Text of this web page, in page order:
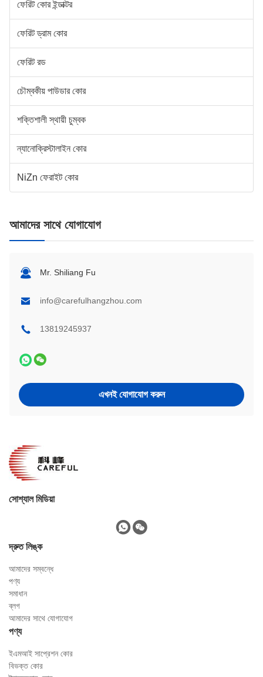
ফেরিট কোর ইন্ডাক্টর
ফেরিট ড্রাম কোর
ফেরিট রড
চৌম্বকীয় পাউডার কোর
শক্তিশালী স্থায়ী চুম্বক
ন্যানোক্রিস্টালাইন কোর
NiZn ফেরাইট কোর
আমাদের সাথে যোগাযোগ
Mr. Shiliang Fu
info@carefulhangzhou.com
13819245937
এখনই যোগাযোগ করুন
সোশ্যাল মিডিয়া
দ্রুত লিঙ্ক
আমাদের সম্বন্ধে
পণ্য
সমাধান
ব্লগ
আমাদের সাথে যোগাযোগ
পণ্য
ইএমআই সাপ্রেশন কোর
বিভক্ত কোর